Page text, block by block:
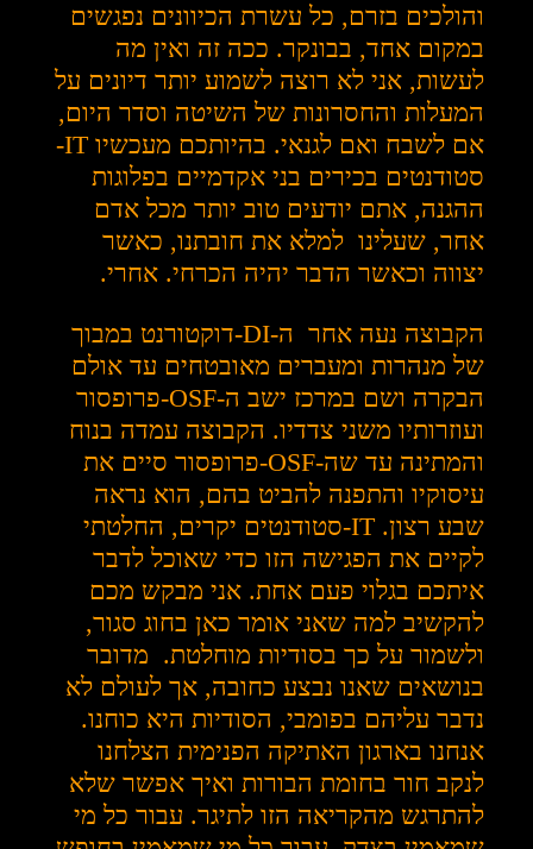
והולכים בזרם, כל עשרת הכיוונים נפגשים
במקום אחד, בבונקר. ככה זה ואין מה
לעשות, אני לא רוצה לשמוע יותר דיונים על
המעלות והחסרונות של השיטה וסדר היום,
אם לשבח ואם לגנאי. בהיותכם מעכשיו IT-
סטודנטים בכירים בני אקדמיים בפלוגות
ההגנה, אתם יודעים טוב יותר מכל אדם
אחר, שעלינו למלא את חובתנו, כאשר
יצווה וכאשר הדבר יהיה הכרחי. אחרי.
הקבוצה נעה אחר ה-DI-דוקטורנט במבוך
של מנהרות ומעברים מאובטחים עד אולם
הבקרה ושם במרכז ישב ה-OSF-פרופסור
ועוזרותיו משני צדדיו. הקבוצה עמדה בנוח
והמתינה עד שה-OSF-פרופסור סיים את
עיסוקיו והתפנה להביט בהם, הוא נראה
שבע רצון. IT-סטודנטים יקרים, החלטתי
לקיים את הפגישה הזו כדי שאוכל לדבר
איתכם בגלוי פעם אחת. אני מבקש מכם
להקשיב למה שאני אומר כאן בחוג סגור,
ולשמור על כך בסודיות מוחלטת. מדובר
בנושאים שאנו נבצע כחובה, אך לעולם לא
נדבר עליהם בפומבי, הסודיות היא כוחנו.
אנחנו בארגון האתיקה הפנימית הצלחנו
לנקב חור בחומת הבורות ואיך אפשר שלא
להתרגש מהקריאה הזו לתיגר. עבור כל מי